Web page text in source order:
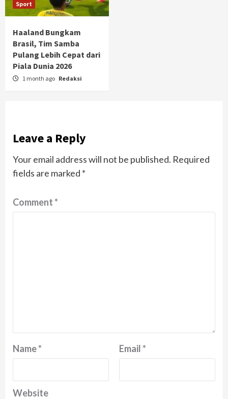
Sport
Haaland Bungkam
Brasil, Tim Samba
Pulang Lebih Cepat dari
Piala Dunia 2026
1 month ago Redaksi
Leave a Reply
Your email address will not be published. Required
fields are marked *
Comment*
Name* Email*
Website